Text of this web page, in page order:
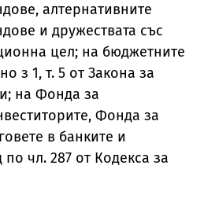
алтернативните
и дружествата със
цел; на бюджетните
з 1, т. 5 от Закона за
на Фонда за
Фонда за
в банките и
чл. 287 от Кодекса за